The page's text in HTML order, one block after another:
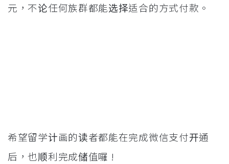
元，不论任何族群都能选择适合的方式付款。
希望留学计画的读者都能在完成微信支付开通
后，也顺利完成储值囉 !